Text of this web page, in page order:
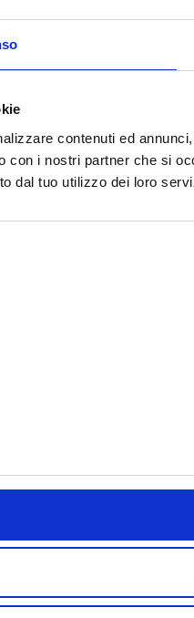
contenuti ed
con i nostri partner che si
dal tuo utilizzo dei loro